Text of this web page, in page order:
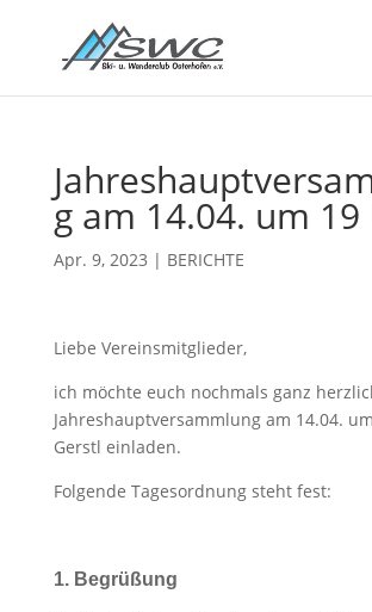
g am 14.04. um 19
Apr. 9, 2023 | BERICHTE
Liebe Vereinsmitglieder,
ich möchte euch nochmals ganz
Jahreshauptversammlung am 14.04.
Gerstl einladen.
Folgende Tagesordnung steht fest:
1. Begrüßung